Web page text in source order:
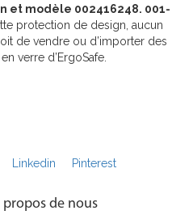
et modèle 002416248. 001-
protection de design, aucun
de vendre ou d’importer des
verre d’ErgoSafe.
Linkedin Pinterest
propos de nous